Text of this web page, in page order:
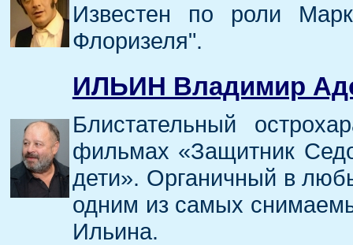
Известен по роли
Флоризеля".
ИЛЬИН Владимир
Блистательный
фильмах «Защитник
дети». Органичный в
одним из самых
Ильина.